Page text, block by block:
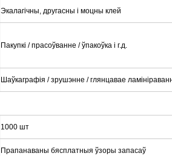
Экалагічны, другасны і моцны клей
Пакупкі / прасоўванне / ўпакоўка і г.д.
Шаўкаграфія / зрушэнне / глянцавае
1000 шт
Прапанаваны бясплатныя ўзоры запасаў